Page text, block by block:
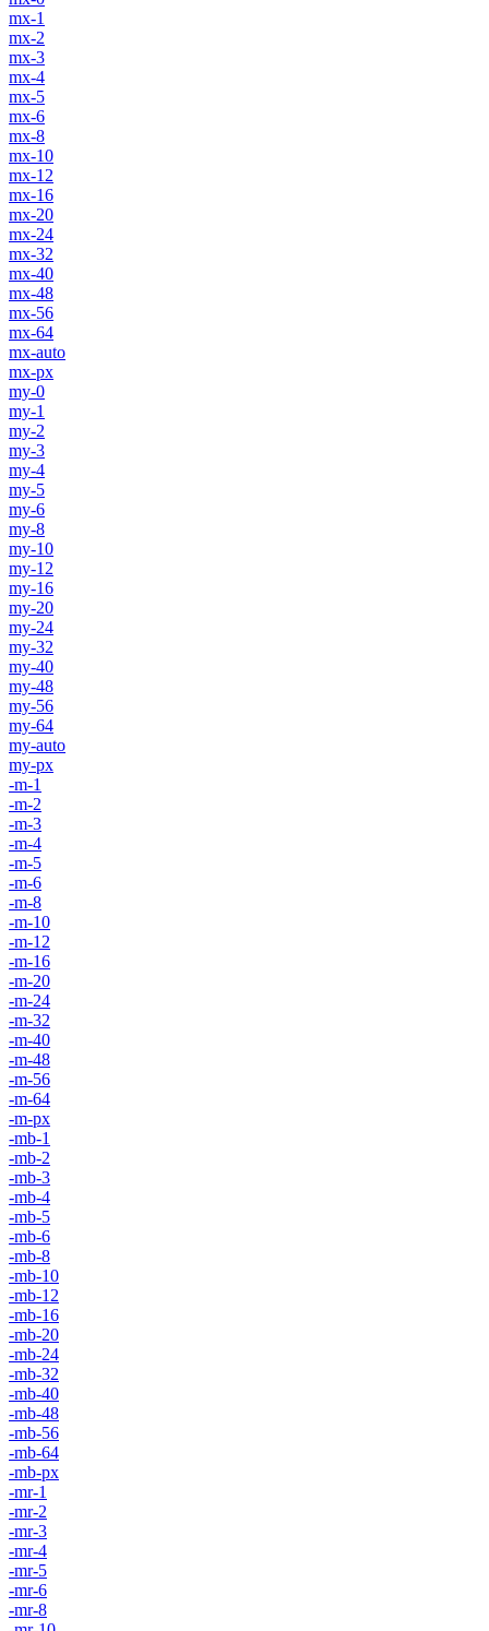
mx-1
mx-2
mx-3
mx-4
mx-5
mx-6
mx-8
mx-10
mx-12
mx-16
mx-20
mx-24
mx-32
mx-40
mx-48
mx-56
mx-64
mx-auto
mx-px
my-0
my-1
my-2
my-3
my-4
my-5
my-6
my-8
my-10
my-12
my-16
my-20
my-24
my-32
my-40
my-48
my-56
my-64
my-auto
my-px
-m-1
-m-2
-m-3
-m-4
-m-5
-m-6
-m-8
-m-10
-m-12
-m-16
-m-20
-m-24
-m-32
-m-40
-m-48
-m-56
-m-64
-m-px
-mb-1
-mb-2
-mb-3
-mb-4
-mb-5
-mb-6
-mb-8
-mb-10
-mb-12
-mb-16
-mb-20
-mb-24
-mb-32
-mb-40
-mb-48
-mb-56
-mb-64
-mb-px
-mr-1
-mr-2
-mr-3
-mr-4
-mr-5
-mr-6
-mr-8